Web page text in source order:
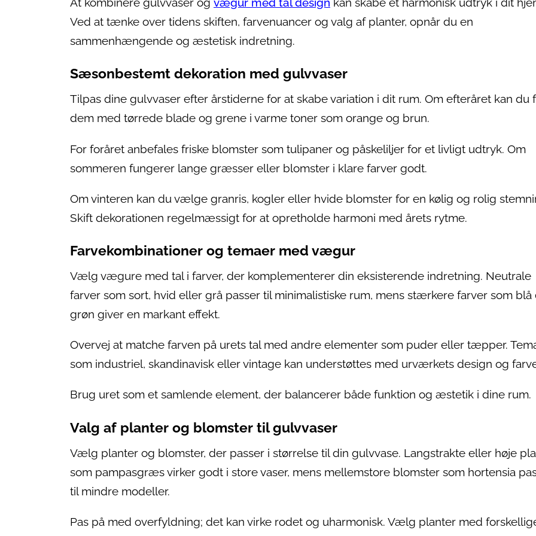
At kombinere gulvvaser og vægur med tal design kan skabe et harmonisk udtryk i dit
Ved at tænke over tidens skiften, farvenuancer og valg af planter, opnår du en
sammenhængende og æstetisk indretning.
Sæsonbestemt dekoration med gulvvaser
Tilpas dine gulvvaser efter årstiderne for at skabe variation i dit rum. Om efteråret kan du
dem med tørrede blade og grene i varme toner som orange og brun.
For foråret anbefales friske blomster som tulipaner og påskeliljer for et livligt udtryk. Om
sommeren fungerer lange græsser eller blomster i klare farver godt.
Om vinteren kan du vælge granris, kogler eller hvide blomster for en kølig og rolig
Skift dekorationen regelmæssigt for at opretholde harmoni med årets rytme.
Farvekombinationer og temaer med vægur
Vælg vægure med tal i farver, der komplementerer din eksisterende indretning. Neutrale
farver som sort, hvid eller grå passer til minimalistiske rum, mens stærkere farver som blå
grøn giver en markant effekt.
Overvej at matche farven på urets tal med andre elementer som puder eller tæpper.
som industriel, skandinavisk eller vintage kan understøttes med urværkets design og
Brug uret som et samlende element, der balancerer både funktion og æstetik i dine rum.
Valg af planter og blomster til gulvvaser
Vælg planter og blomster, der passer i størrelse til din gulvvase. Langstrakte eller høje
som pampasgræs virker godt i store vaser, mens mellemstore blomster som hortensia
til mindre modeller.
Pas på med overfyldning; det kan virke rodet og uharmonisk. Vælg planter med